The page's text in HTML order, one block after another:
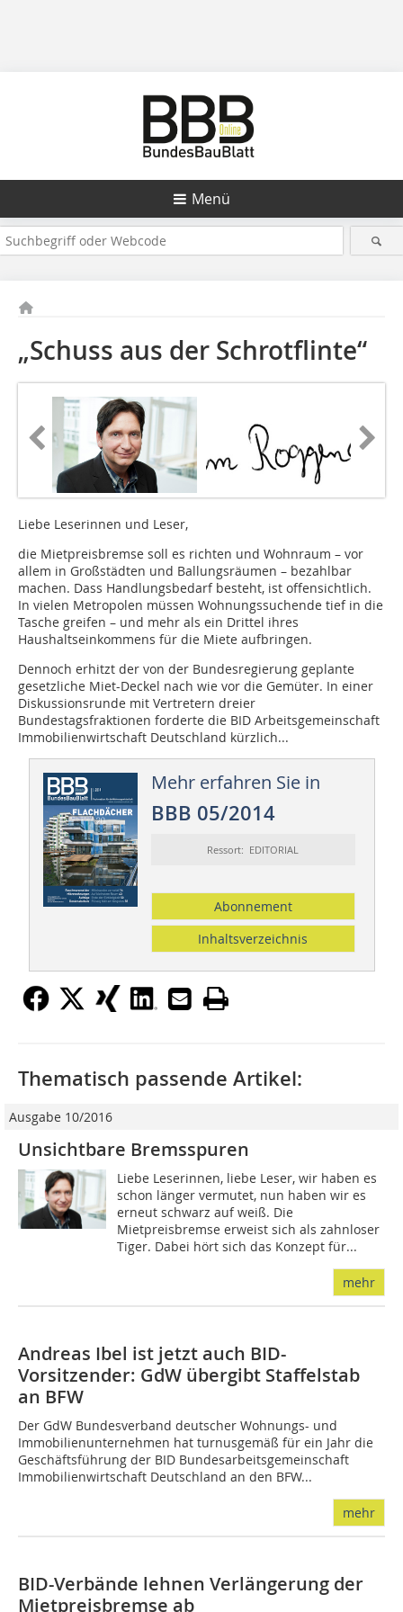
Menü
„Schuss aus der Schrotflinte“
Liebe Leserinnen und Leser,
die Mietpreisbremse soll es richten und Wohnraum – vor
allem in Großstädten und Ballungsräumen – bezahlbar
machen. Dass Handlungsbedarf besteht, ist offensichtlich.
In vielen Metropolen müssen Wohnungssuchende tief in die
Tasche greifen – und mehr als ein Drittel ihres
Haushaltseinkommens für die Miete aufbringen.
Dennoch erhitzt der von der Bundesregierung geplante
gesetzliche Miet-Deckel nach wie vor die Gemüter. In einer
Diskussionsrunde mit Vertretern dreier
Bundestagsfraktionen forderte die BID Arbeitsgemeinschaft
Immobilienwirtschaft Deutschland kürzlich...
Mehr erfahren Sie in
BBB 05/2014
Ressort: EDITORIAL
Abonnement
Inhaltsverzeichnis
Thematisch passende Artikel:
Ausgabe 10/2016
Unsichtbare Bremsspuren
Liebe Leserinnen, liebe Leser, wir haben es
schon länger vermutet, nun haben wir es
erneut schwarz auf weiß. Die
Mietpreisbremse erweist sich als zahnloser
Tiger. Dabei hört sich das Konzept für...
mehr
Andreas Ibel ist jetzt auch BID-
Vorsitzender: GdW übergibt Staffelstab
an BFW
Der GdW Bundesverband deutscher Wohnungs- und
Immobilienunternehmen hat turnusgemäß für ein Jahr die
Geschäftsführung der BID Bundesarbeitsgemeinschaft
Immobilienwirtschaft Deutschland an den BFW...
mehr
BID-Verbände lehnen Verlängerung der
Mietpreisbremse ab